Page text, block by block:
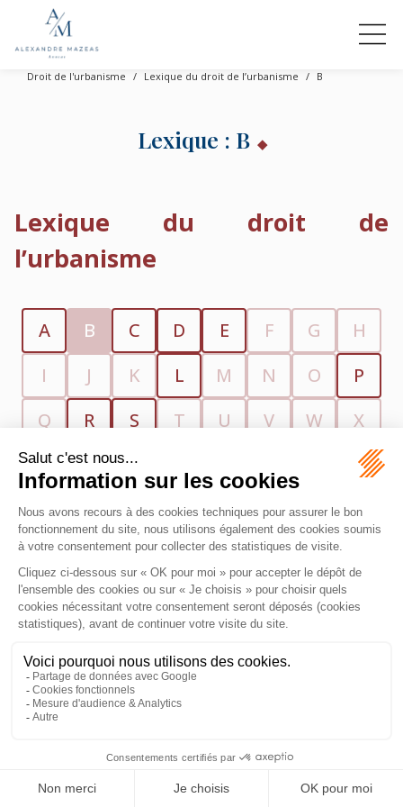
Droit de l'urbanisme Lexique du droit de l’urbanisme B
Lexique : B
Lexique du droit de
l’urbanisme
A B C D E F G
H
I
J K L M N O
P
Q
R S T U V W
X
MAZEAS Avocat
11 Rue de Metz
31000 TOULOUSE
Tél :06 28 84 21 96
Honoraires Plan du site
Mentions légales
Septeo Digital & Services © 2026